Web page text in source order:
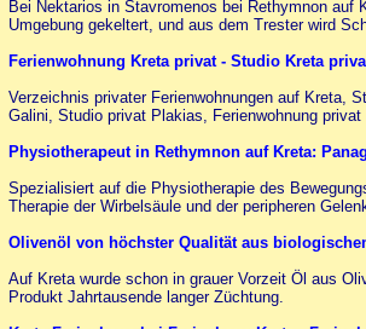
Bei Nektarios in Stavromenos bei Rethymnon auf
Umgebung gekeltert, und aus dem Trester wird
Ferienwohnung Kreta privat - Studio Kreta
Verzeichnis privater Ferienwohnungen auf Kreta,
Galini, Studio privat Plakias, Ferienwohnung privat
Physiotherapeut in Rethymnon auf Kreta:
Spezialisiert auf die Physiotherapie des
Therapie der Wirbelsäule und der peripheren
Olivenöl von höchster Qualität aus
Auf Kreta wurde schon in grauer Vorzeit Öl aus
Produkt Jahrtausende langer Züchtung.